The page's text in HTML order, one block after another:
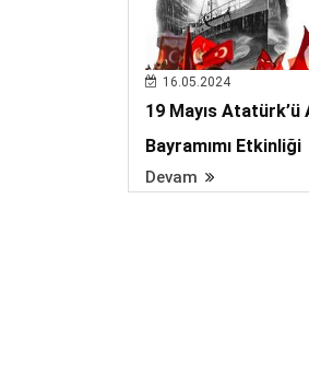
16.05.2024
19 Mayıs
Bayramımı Etkinliği
Devam